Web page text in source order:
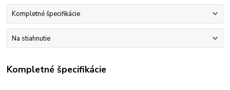
Kompletné špecifikácie
Na stiahnutie
Kompletné špecifikácie